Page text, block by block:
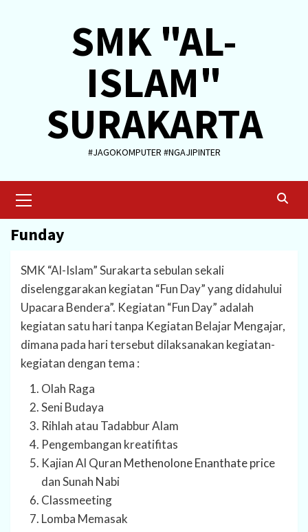
SMK "AL-
ISLAM"
SURAKARTA
#JAGOKOMPUTER #NGAJIPINTER
Menu
Funday
SMK “Al-Islam” Surakarta sebulan sekali
diselenggarakan kegiatan “Fun Day” yang didahului
Upacara Bendera”. Kegiatan “Fun Day” adalah
kegiatan satu hari tanpa Kegiatan Belajar Mengajar,
dimana pada hari tersebut dilaksanakan kegiatan-
kegiatan dengan tema :
Olah Raga
Seni Budaya
Rihlah atau Tadabbur Alam
Pengembangan kreatifitas
Kajian Al Quran Methenolone Enanthate price
dan Sunah Nabi
Classmeeting
Lomba Memasak